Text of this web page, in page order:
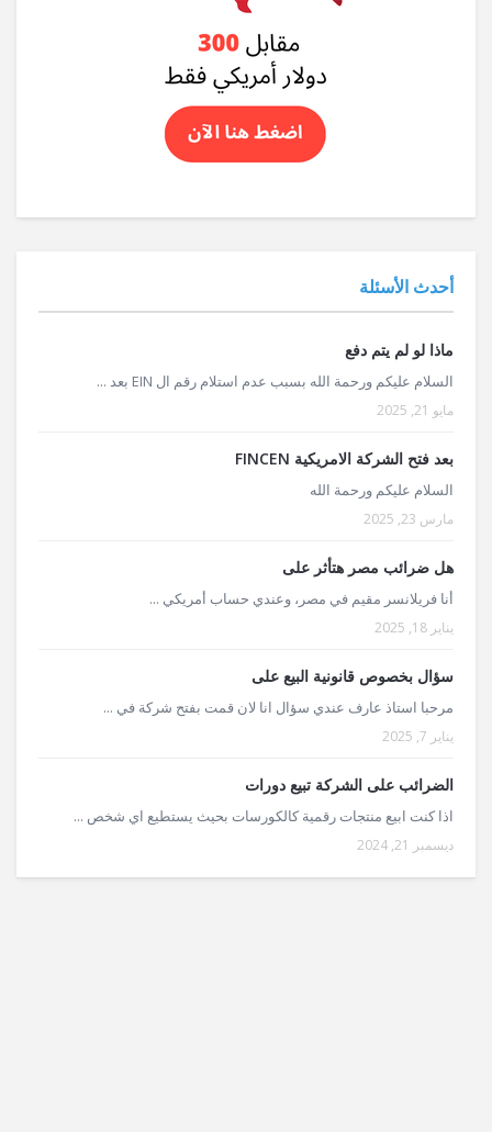
أحدث الأسئلة
ماذا لو لم يتم دفع
السلام عليكم ورحمة الله بسبب عدم استلام رقم ال EIN بعد ...
مايو 21, 2025
بعد فتح الشركة الامريكية FINCEN
السلام عليكم ورحمة الله
مارس 23, 2025
هل ضرائب مصر هتأثر على
أنا فريلانسر مقيم في مصر، وعندي حساب أمريكي ...
يناير 18, 2025
سؤال بخصوص قانونية البيع على
مرحبا استاذ عارف عندي سؤال انا لان قمت بفتح شركة في ...
يناير 7, 2025
الضرائب على الشركة تبيع دورات
اذا كنت ابيع منتجات رقمية كالكورسات بحيث يستطيع اي شخص ...
ديسمبر 21, 2024